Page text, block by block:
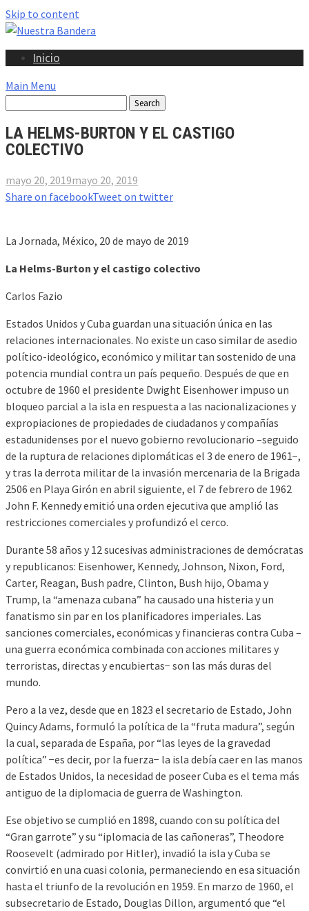
Skip to content
Inicio
Main Menu
LA HELMS-BURTON Y EL CASTIGO
COLECTIVO
mayo 20, 2019mayo 20, 2019
Share on facebookTweet on twitter
La Jornada, México, 20 de mayo de 2019
La Helms-Burton y el castigo colectivo
Carlos Fazio
Estados Unidos y Cuba guardan una situación única en las
relaciones internacionales. No existe un caso similar de asedio
político-ideológico, económico y militar tan sostenido de una
potencia mundial contra un país pequeño. Después de que en
octubre de 1960 el presidente Dwight Eisenhower impuso un
bloqueo parcial a la isla en respuesta a las nacionalizaciones y
expropiaciones de propiedades de ciudadanos y compañías
estadunidenses por el nuevo gobierno revolucionario –seguido
de la ruptura de relaciones diplomáticas el 3 de enero de 1961−,
y tras la derrota militar de la invasión mercenaria de la Brigada
2506 en Playa Girón en abril siguiente, el 7 de febrero de 1962
John F. Kennedy emitió una orden ejecutiva que amplió las
restricciones comerciales y profundizó el cerco.
Durante 58 años y 12 sucesivas administraciones de demócratas
y republicanos: Eisenhower, Kennedy, Johnson, Nixon, Ford,
Carter, Reagan, Bush padre, Clinton, Bush hijo, Obama y
Trump, la “amenaza cubana” ha causado una histeria y un
fanatismo sin par en los planificadores imperiales. Las
sanciones comerciales, económicas y financieras contra Cuba –
una guerra económica combinada con acciones militares y
terroristas, directas y encubiertas− son las más duras del
mundo.
Pero a la vez, desde que en 1823 el secretario de Estado, John
Quincy Adams, formuló la política de la “fruta madura”, según
la cual, separada de España, por “las leyes de la gravedad
política” −es decir, por la fuerza− la isla debía caer en las manos
de Estados Unidos, la necesidad de poseer Cuba es el tema más
antiguo de la diplomacia de guerra de Washington.
Ese objetivo se cumplió en 1898, cuando con su política del
“Gran garrote” y su “iplomacia de las cañoneras”, Theodore
Roosevelt (admirado por Hitler), invadió la isla y Cuba se
convirtió en una cuasi colonia, permaneciendo en esa situación
hasta el triunfo de la revolución en 1959. En marzo de 1960, el
subsecretario de Estado, Douglas Dillon, argumentó que “el